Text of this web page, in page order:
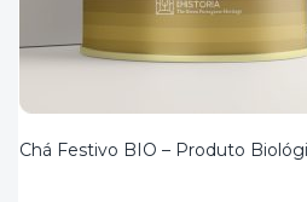
Chá Festivo BIO – Produto